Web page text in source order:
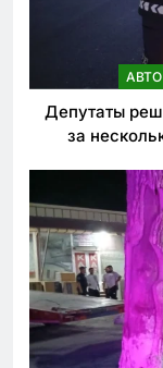
АВТО
Депутаты
за